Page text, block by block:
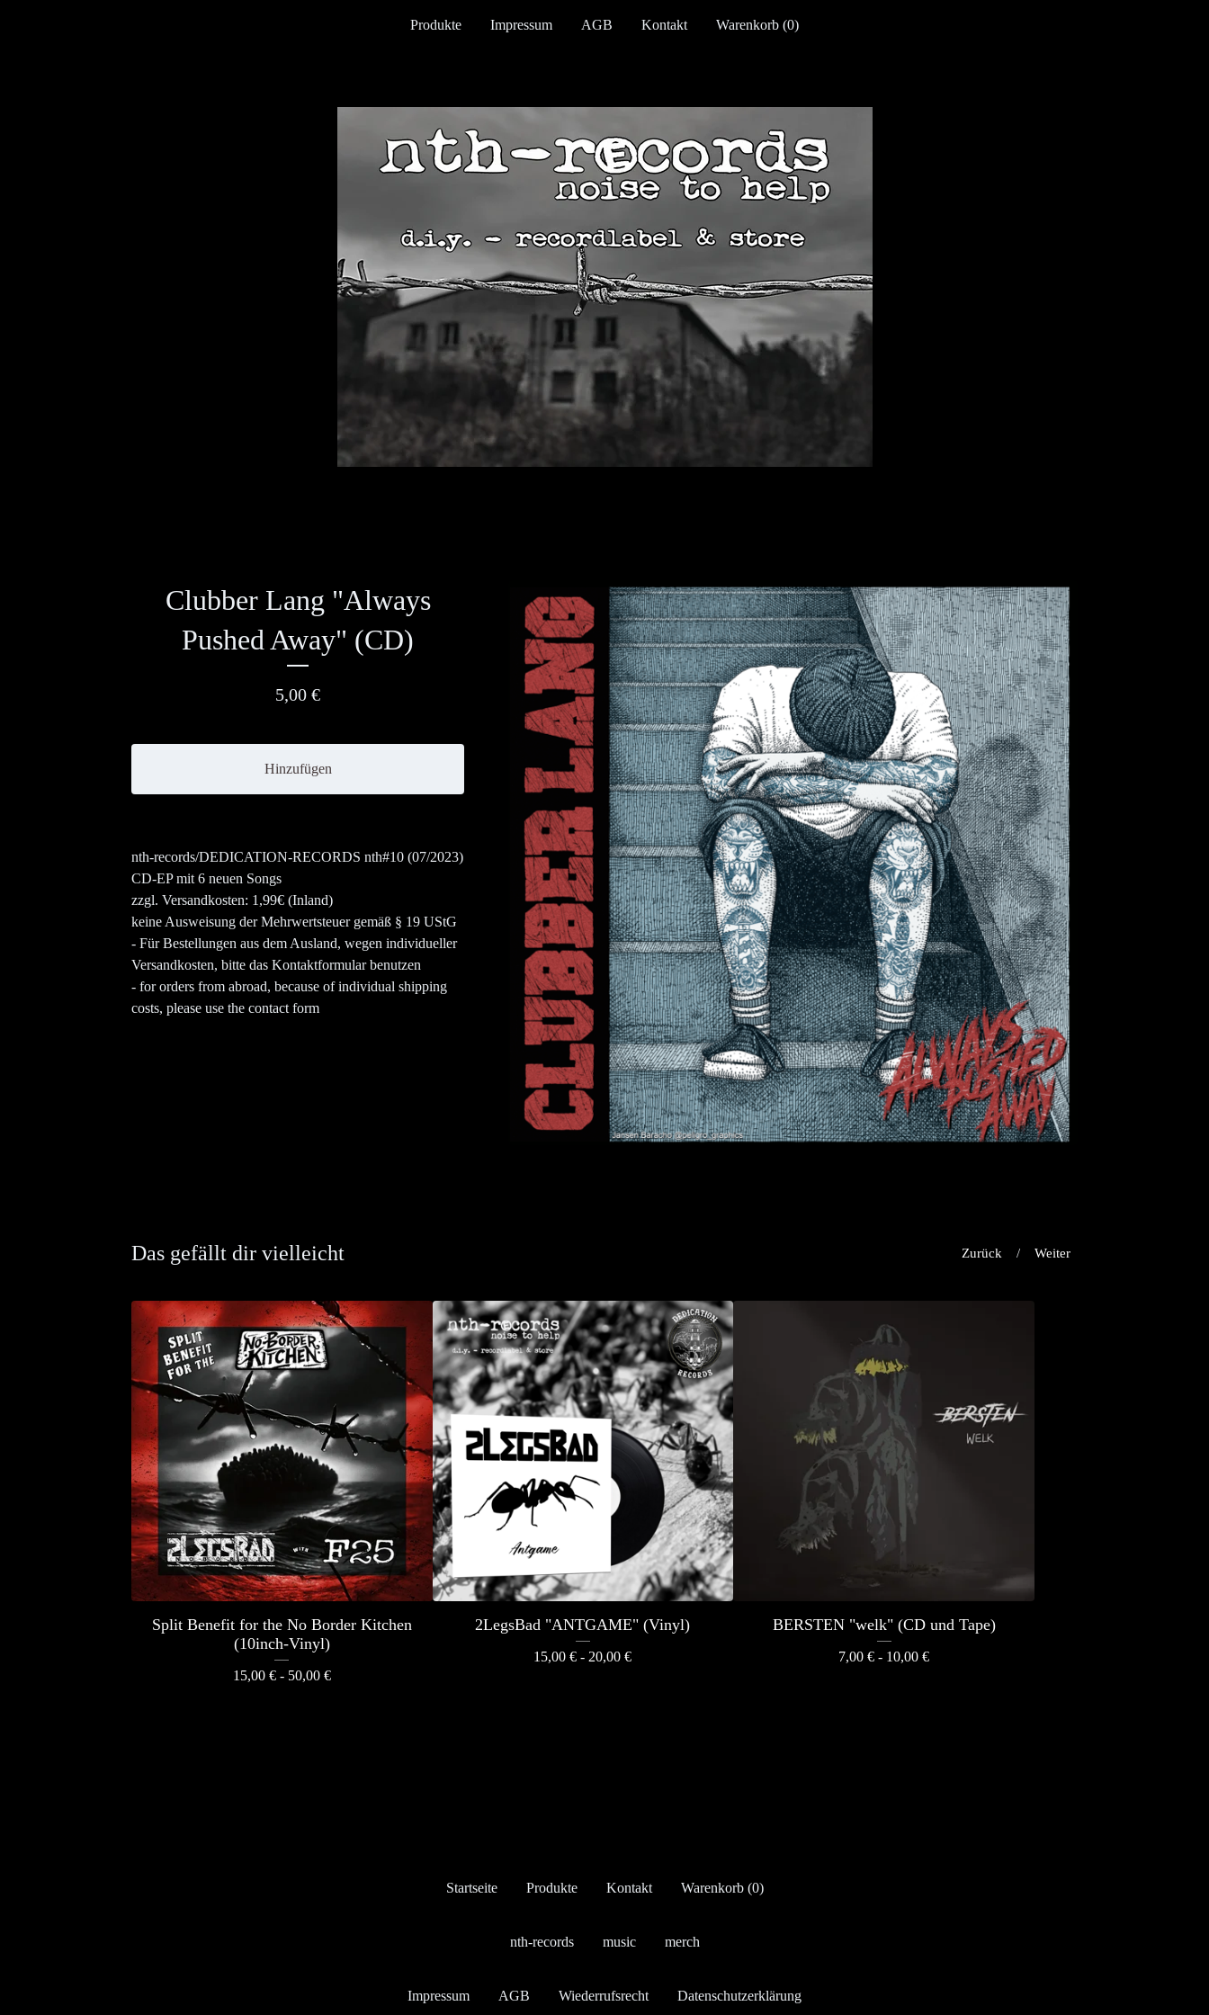
Produkte Impressum AGB Kontakt Warenkorb (0)
Clubber Lang "Always
Pushed Away" (CD)
5,00 €
Hinzufügen
nth-records/DEDICATION-RECORDS nth#10 (07/2023)
CD-EP mit 6 neuen Songs
zzgl. Versandkosten: 1,99€ (Inland)
keine Ausweisung der Mehrwertsteuer gemäß § 19 UStG
- Für Bestellungen aus dem Ausland, wegen individueller
Versandkosten, bitte das Kontaktformular benutzen
- for orders from abroad, because of individual shipping
costs, please use the contact form
Das gefällt dir vielleicht Zurück Weiter
Split Benefit for the No Border Kitchen
(10inch-Vinyl)
15,00 €- 50,00 €
2LegsBad "ANTGAME" (Vinyl)
15,00€ - 20,00€
BERSTEN "welk" (CD und Tape)
7,00€ - 10,00€
Startseite Produkte Kontakt Warenkorb (0)
nth-records music merch
Impressum AGB Wiederrufsrecht Datenschutzerklärung